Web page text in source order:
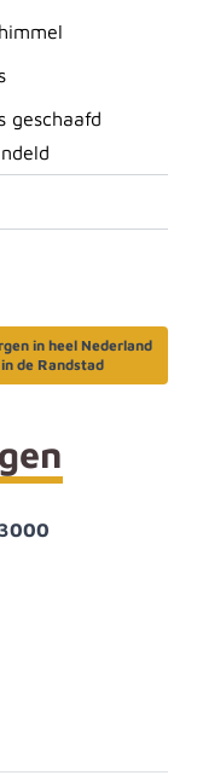
geschaafd
in heel Nederland
in de Randstad